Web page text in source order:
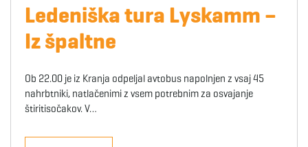
Ledeniška tura Lyskamm –
Iz špaltne
Ob 22.00 je iz Kranja odpeljal avtobus napolnjen z vsaj 45
nahrbtniki, natlačenimi z vsem potrebnim za osvajanje
štiritisočakov. V…